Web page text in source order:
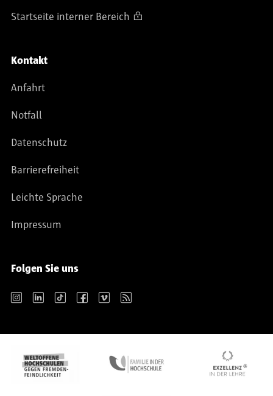
Startseite interner Bereich
Kontakt
Anfahrt
Notfall
Datenschutz
Barrierefreiheit
Leichte Sprache
Impressum
Folgen Sie uns
Instagram LinkedIn TikTok Facebook Vimeo RSS